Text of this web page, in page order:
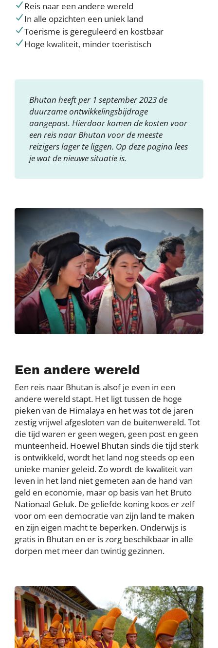
Reis naar een andere wereld
In alle opzichten een uniek land
Toerisme is gereguleerd en kostbaar
Hoge kwaliteit, minder toeristisch
Bhutan heeft per 1 september 2023 de
duurzame ontwikkelingsbijdrage
aangepast. Hierdoor komen de kosten voor
een reis naar Bhutan voor de meeste
reizigers lager te liggen. Op deze pagina lees
je wat de nieuwe situatie is.
Een andere wereld
Een reis naar Bhutan is alsof je even in een
andere wereld stapt. Het ligt tussen de hoge
pieken van de Himalaya en het was tot de jaren
zestig vrijwel afgesloten van de buitenwereld. Tot
die tijd waren er geen wegen, geen post en geen
munteenheid. Hoewel Bhutan sinds die tijd sterk
is ontwikkeld, wordt het land nog steeds op een
unieke manier geleid. Zo wordt de kwaliteit van
leven in het land niet gemeten aan de hand van
geld en economie, maar op basis van het Bruto
Nationaal Geluk. De geliefde koning koos er zelf
voor om een democratie van zijn land te maken
en zijn eigen macht te beperken. Onderwijs is
gratis in Bhutan en er is zorg beschikbaar in alle
dorpen met meer dan twintig gezinnen.